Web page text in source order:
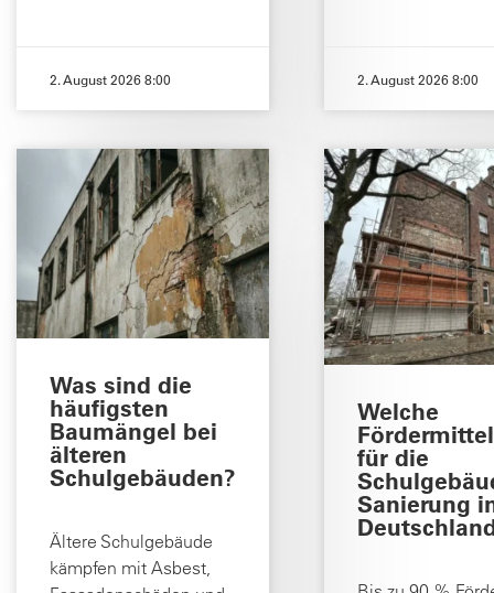
2. August 2026 8:00 2. August 2026 8:00
Was sind die
häufigsten
Baumängel bei
älteren
Schulgebäuden?
Ältere Schulgebäude
kämpfen mit Asbest,
Welche
für die
Sanierung